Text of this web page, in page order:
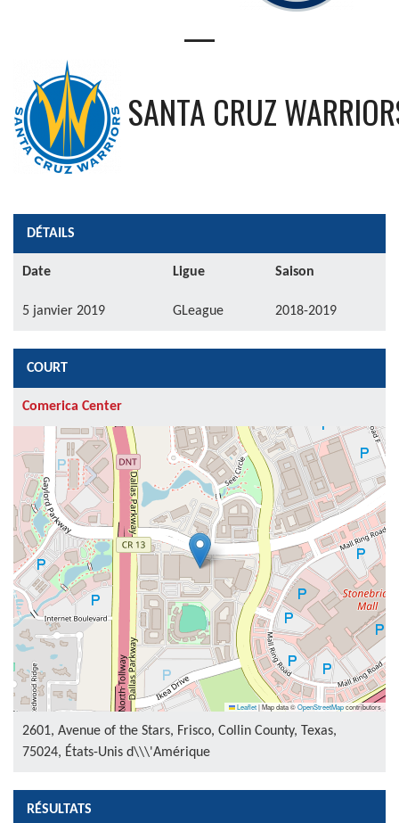
—
SANTA CRUZ
DÉTAILS
Date Ligue Saison
5 janvier 2019 GLeague 2018-2019
COURT
Comerica Center
Leaflet|Map data ©OpenStreetMapcontributors
2601, Avenue of the Stars, Frisco, Collin County, Texas,
75024, États-Unis d\\\'Amérique
RÉSULTATS